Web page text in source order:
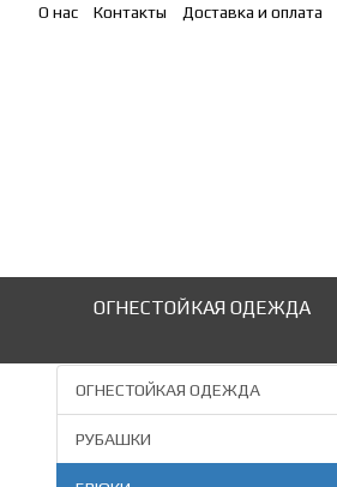
О нас Контакты Доставка и оплата
ОГНЕСТОЙКАЯ ОДЕЖДА
ОГНЕСТОЙКАЯ ОДЕЖДА
РУБАШКИ